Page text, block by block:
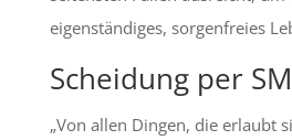
eigenständiges, sorgenfreies
Scheidung per
„Von allen Dingen, die erlaubt